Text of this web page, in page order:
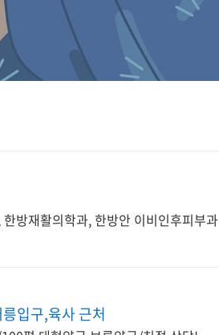
방재활의학과, 한방안 이비인후피부과
입구,육사 근처